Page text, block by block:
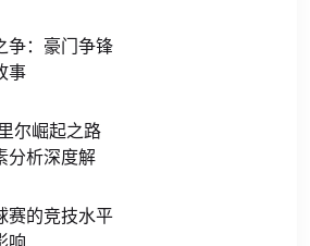
争：豪门争锋
事
尔崛起之路
分析深度解
赛的竞技水平